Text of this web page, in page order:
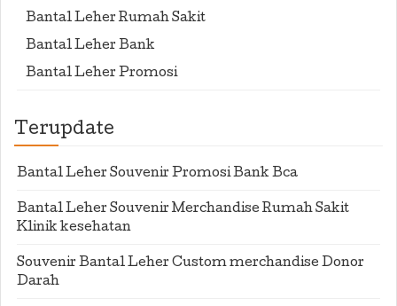
Bantal Leher Rumah Sakit
Bantal Leher Bank
Bantal Leher Promosi
Terupdate
Bantal Leher Souvenir Promosi Bank Bca
Bantal Leher Souvenir Merchandise Rumah Sakit
Klinik kesehatan
Souvenir Bantal Leher Custom merchandise Donor
Darah